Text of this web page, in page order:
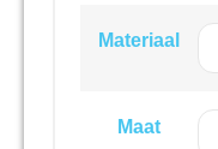
Materiaal
Maat